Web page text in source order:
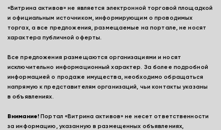
«Витрина активов» не является электронной торговой площадкой
и официальным источником, информирующим о проводимых
торгах, а все предложения, размещаемые на портале, не носят
характера публичной оферты.
Все предложения размещаются организациями и носят
исключительно информационный характер. За более подробной
информацией о продаже имущества, необходимо обращаться
напрямую к представителям организаций, чьи контакты указаны
в объявлениях.
Внимание! Портал «Витрина активов» не несет ответственности
за информацию, указанную в размещенных объявлениях,